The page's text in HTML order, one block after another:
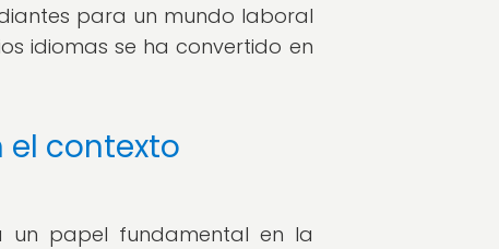
para un mundo laboral
idiomas se ha convertido en
contexto
un papel fundamental en la